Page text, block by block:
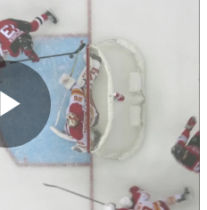
Play